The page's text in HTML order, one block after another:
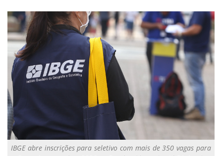
IBGE abre inscrições para seletivo com mais de 350 vagas para